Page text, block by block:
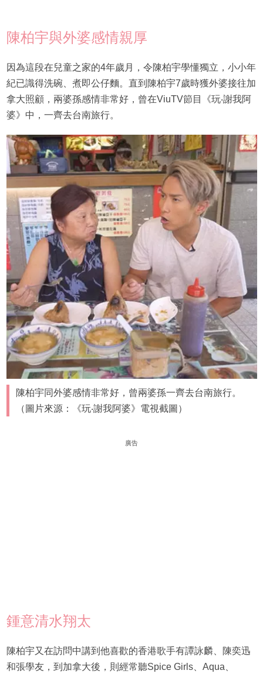
陳柏宇與外婆感情親厚
因為這段在兒童之家的4年歲月，令陳柏宇學懂獨立，小小年
紀已識得洗碗、煮即公仔麵。直到陳柏宇7歲時獲外婆接往加
拿大照顧，兩婆孫感情非常好，曾在ViuTV節目《玩‧謝我阿
婆》中，一齊去台南旅行。
陳柏宇同外婆感情非常好，曾兩婆孫一齊去台南旅行。
（圖片來源：《玩‧謝我阿婆》電視截圖）
廣告
鍾意清水翔太
陳柏宇又在訪問中講到他喜歡的香港歌手有譚詠麟、陳奕迅
和張學友，到加拿大後，則經常聽Spice Girls、Aqua、